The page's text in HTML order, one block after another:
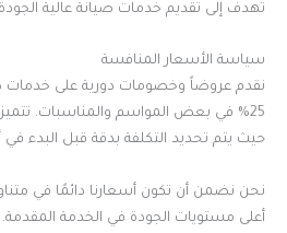
تهدف إلى تقديم خدمات صيانة عالية
سياسة الأسعار المنافسة
نقدم عروضاً وخصومات دورية على خدمات
25% في بعض المواسم والمناسبات.
حيث يتم تحديد التكلفة بدقة قبل البدء في
نحن نضمن أن تكون أسعارنا دائمًا في
أعلى مستويات الجودة في الخدمة المقدمة.